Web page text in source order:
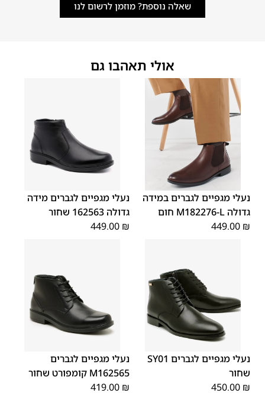
שאלה נוספת? מוזמן לרשום לנו
אולי תאהבו גם
47
48
נעלי מגפיים לגברים במידה
גדולה M182276-L חום
449.00 ₪
נעלי מגפיים לגברים מידה
גדולה 162563 שחור
449.00 ₪
40
41
42
43
נעלי מגפיים לגברים SY01
שחור
450.00 ₪
40
41
נעלי מגפיים לגברים
M162565 קומפורט שחור
419.00 ₪